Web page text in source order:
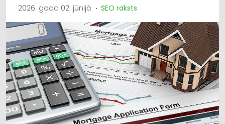
2026. gada 02. jūnijā SEO raksts